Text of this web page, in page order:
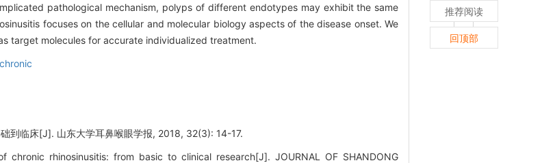
pathological mechanism, polyps of different endotypes may exhibit the same
focuses on the cellular and molecular biology aspects of the disease onset. We
target molecules for accurate individualized treatment.
到临床[J]. 山东大学耳鼻喉眼学报, 2018, 32(3): 14-17.
chronic rhinosinusitis: from basic to clinical research[J]. JOURNAL OF SHANDONG
推荐阅读
回顶部